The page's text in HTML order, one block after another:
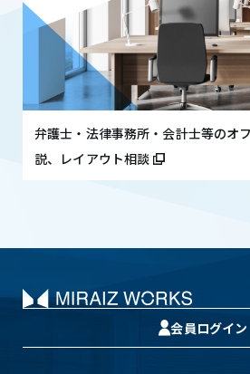
弁護士・法律事務所・会計士等のオ
説、レイアウト相談
会員ログイン